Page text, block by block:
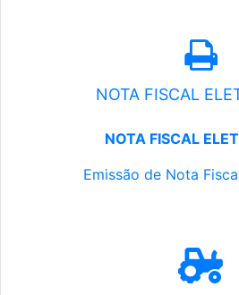
NOTA FISCAL
NOTA FISCAL
Emissão de Nota